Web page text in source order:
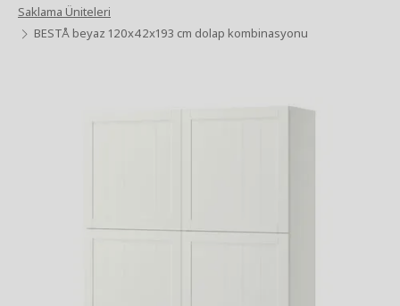
Saklama Üniteleri
BESTÅ beyaz 120x42x193 cm dolap kombinasyonu